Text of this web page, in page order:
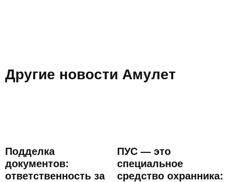
Другие новости Амулет
Подделка
документов:
ответственность за
ПУС — это
специальное
средство охранника: